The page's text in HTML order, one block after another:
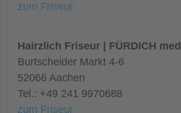
zum Friseur
Hairzlich Friseur | FÜRDICH
Burtscheider Markt 4-6
52066 Aachen
Tel.: +49 241 9970688
zum Friseur